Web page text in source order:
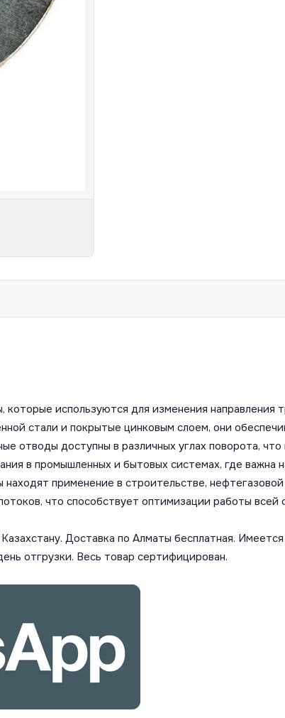
используются для изменения направления
стали и покрытые цинковым слоем, они
отводы доступны в различных углах поворота,
в промышленных и бытовых системах, где важна
применение в строительстве,
что способствует оптимизации работы всей
Доставка по Алматы бесплатная.
отгрузки. Весь товар сертифицирован.